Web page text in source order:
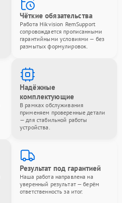
Чёткие обязательства
Работа Hikvision RemSupport
сопровождается прописанными
гарантийными условиями — без
размытых формулировок.
Надёжные
комплектующие
В рамках обслуживания
применяем проверенные детали
— для стабильной работы
устройства.
Результат под гарантией
Наша работа направлена на
уверенный результат — берём
ответственность за итог.